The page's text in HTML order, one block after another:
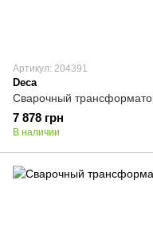
Артикул: 204391
Deca
Сварочный
7 878 грн
В наличии